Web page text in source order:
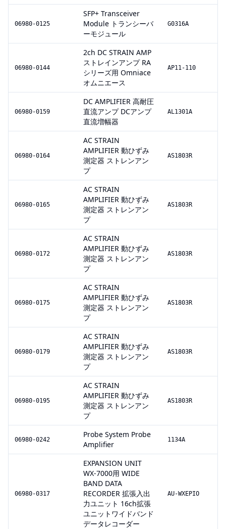
06980-0125
SFP+ Transceiver
Module トランシーバ
ーモジュール
G0316A
06980-0144
2ch DC STRAIN AMP
ストレインアンプ RA
シリーズ用 Omniace
オムニエース
AP11-110
06980-0159
DC AMPLIFIER 高耐圧
直流アンプ DCアンプ
直流増幅器
AL1301A
06980-0164
AC STRAIN
AMPLIFIER 動ひずみ
測定器 ストレンアン
プ
AS1803R
06980-0165
AC STRAIN
AMPLIFIER 動ひずみ
測定器 ストレンアン
プ
AS1803R
06980-0172
AC STRAIN
AMPLIFIER 動ひずみ
測定器 ストレンアン
プ
AS1803R
06980-0175
AC STRAIN
AMPLIFIER 動ひずみ
測定器 ストレンアン
プ
AS1803R
06980-0179
AC STRAIN
AMPLIFIER 動ひずみ
測定器 ストレンアン
プ
AS1803R
06980-0195
AC STRAIN
AMPLIFIER 動ひずみ
測定器 ストレンアン
プ
AS1803R
06980-0242
Probe System Probe
Amplifier
1134A
06980-0317
EXPANSION UNIT
WX-7000用 WIDE
BAND DATA
RECORDER 拡張入出
力ユニット 16ch拡張
ユニットワイドバンド
データレコーダー
AU-WXEPIO